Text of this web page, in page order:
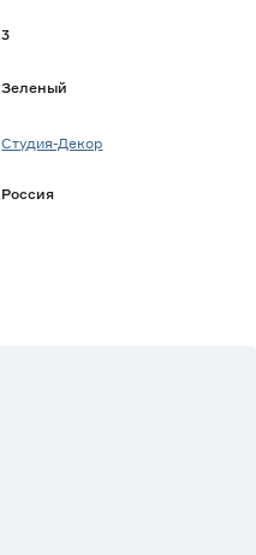
3
Зеленый
Студия-Декор
Россия